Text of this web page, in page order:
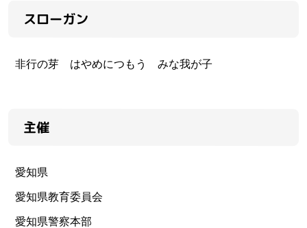
スローガン
非行の芽 はやめにつもう みな我が子
主催
愛知県
愛知県教育委員会
愛知県警察本部